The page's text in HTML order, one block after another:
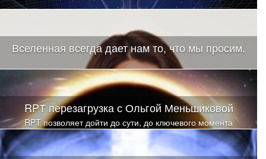
Вселенная всегда дает нам то, что мы просим.
RPТ перезагрузка с Ольгой Меньшиковой
RPT позволяет дойти до сути, до ключевого момента